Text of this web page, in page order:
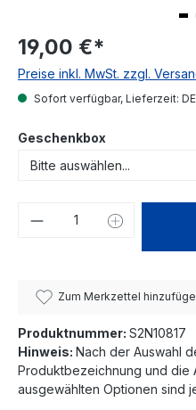
19,00 €*
Preise inkl. MwSt. zzgl.
Sofort verfügbar, Lieferzeit:
Geschenkbox
Produkt Anzahl:
Zum Merkzettel
Produktnummer: S2N10817
Hinweis: Nach der Auswahl
Produktbezeichnung und die
ausgewählten Optionen sind